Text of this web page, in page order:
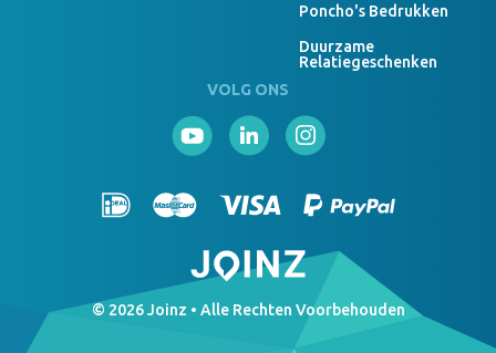
Poncho's Bedrukken
Duurzame
Relatiegeschenken
VOLG ONS
© 2026 Joinz • Alle Rechten Voorbehouden